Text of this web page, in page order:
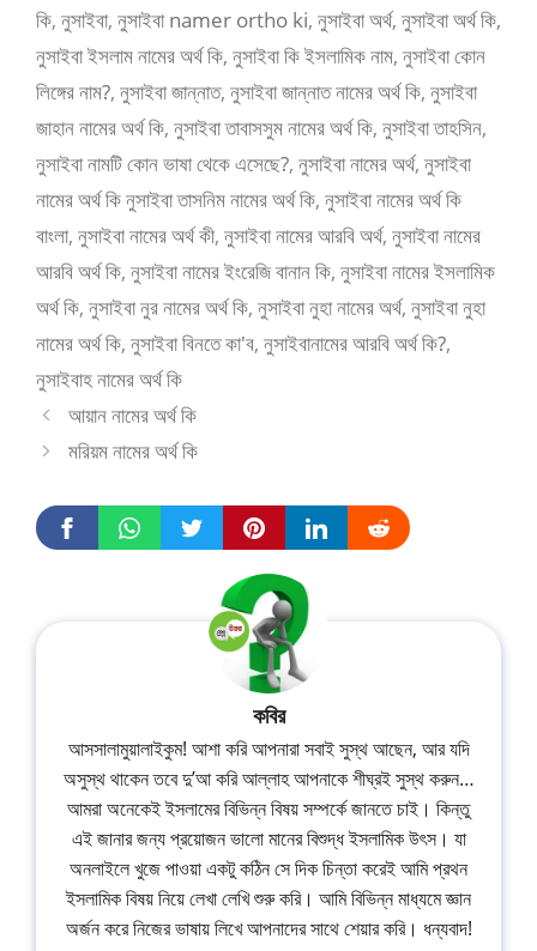
কি, নুসাইবা, নুসাইবা namer ortho ki, নুসাইবা অর্থ, নুসাইবা অর্থ কি,
নুসাইবা ইসলাম নামের অর্থ কি, নুসাইবা কি ইসলামিক নাম, নুসাইবা কোন
লিঙ্গের নাম?, নুসাইবা জান্নাত, নুসাইবা জান্নাত নামের অর্থ কি, নুসাইবা
জাহান নামের অর্থ কি, নুসাইবা তাবাসসুম নামের অর্থ কি, নুসাইবা তাহসিন,
নুসাইবা নামটি কোন ভাষা থেকে এসেছে?, নুসাইবা নামের অর্থ, নুসাইবা
নামের অর্থ কি নুসাইবা তাসনিম নামের অর্থ কি, নুসাইবা নামের অর্থ কি
বাংলা, নুসাইবা নামের অর্থ কী, নুসাইবা নামের আরবি অর্থ, নুসাইবা নামের
আরবি অর্থ কি, নুসাইবা নামের ইংরেজি বানান কি, নুসাইবা নামের ইসলামিক
অর্থ কি, নুসাইবা নুর নামের অর্থ কি, নুসাইবা নুহা নামের অর্থ, নুসাইবা নুহা
নামের অর্থ কি, নুসাইবা বিনতে কা'ব, নুসাইবানামের আরবি অর্থ কি?,
নুসাইবাহ নামের অর্থ কি
আয়ান নামের অর্থ কি
মরিয়ম নামের অর্থ কি
কবির
আসসালামুয়ালাইকুম! আশা করি আপনারা সবাই সুস্থ আছেন, আর যদি
অসুস্থ থাকেন তবে দু’আ করি আল্লাহ আপনাকে শীঘ্রই সুস্থ করুন…
আমরা অনেকেই ইসলামের বিভিন্ন বিষয় সম্পর্কে জানতে চাই। কিন্তু
এই জানার জন্য প্রয়োজন ভালো মানের বিশুদ্ধ ইসলামিক উৎস। যা
অনলাইলে খুজে পাওয়া একটু কঠিন সে দিক চিন্তা করেই আমি প্রথন
ইসলামিক বিষয় নিয়ে লেখা লেখি শুরু করি। আমি বিভিন্ন মাধ্যমে জ্ঞান
অর্জন করে নিজের ভাষায় লিখে আপনাদের সাথে শেয়ার করি। ধন্যবাদ!